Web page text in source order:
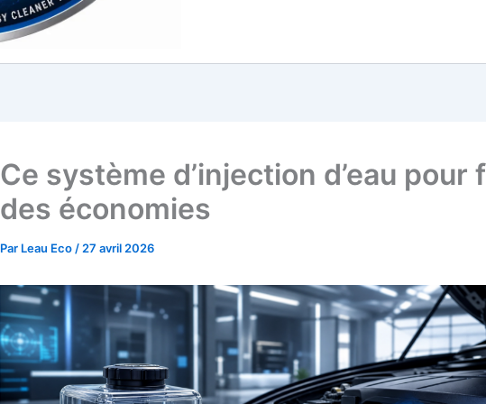
Ce système d’injection d’eau pour
des économies
Par Leau Eco/27 avril 2026